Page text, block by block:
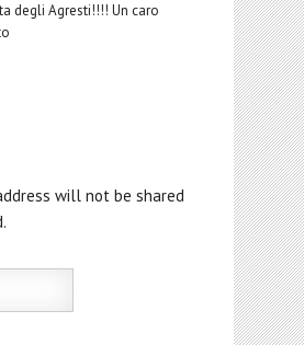
degli Agresti!!!! Un caro
will not be shared